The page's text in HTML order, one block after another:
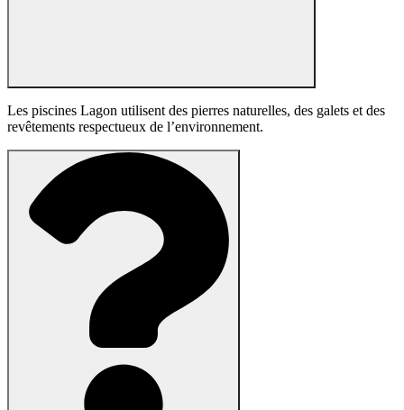
Les piscines Lagon utilisent des pierres naturelles, des galets et des
revêtements respectueux de l’environnement.